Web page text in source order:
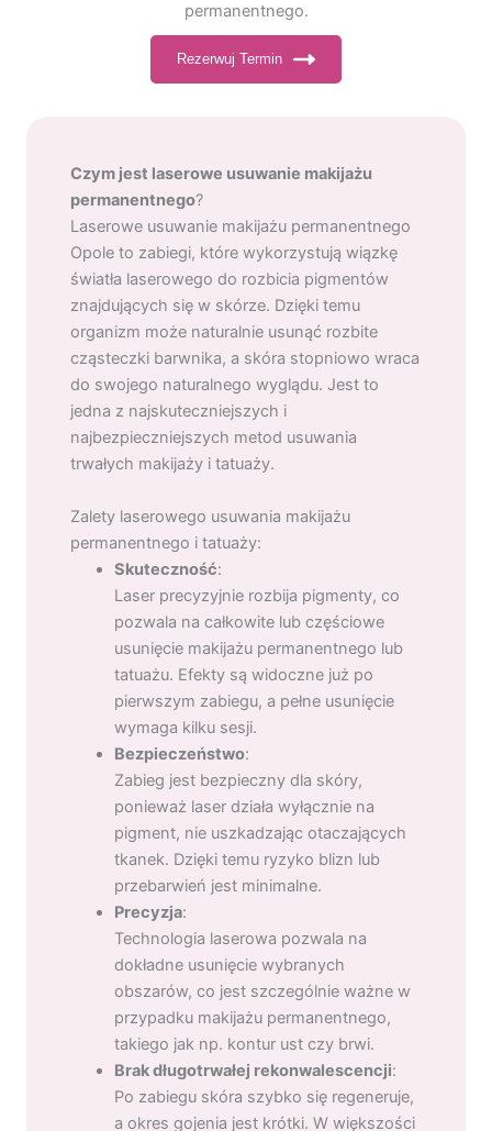
permanentnego.
Rezerwuj Termin
Czym jest laserowe usuwanie makijażu
permanentnego?
Laserowe usuwanie makijażu permanentnego
Opole to zabiegi, które wykorzystują wiązkę
światła laserowego do rozbicia pigmentów
znajdujących się w skórze. Dzięki temu
organizm może naturalnie usunąć rozbite
cząsteczki barwnika, a skóra stopniowo wraca
do swojego naturalnego wyglądu. Jest to
jedna z najskuteczniejszych i
najbezpieczniejszych metod usuwania
trwałych makijaży i tatuaży.
Zalety laserowego usuwania makijażu
permanentnego i tatuaży:
Skuteczność:
Laser precyzyjnie rozbija pigmenty, co
pozwala na całkowite lub częściowe
usunięcie makijażu permanentnego lub
tatuażu. Efekty są widoczne już po
pierwszym zabiegu, a pełne usunięcie
wymaga kilku sesji.
Bezpieczeństwo:
Zabieg jest bezpieczny dla skóry,
ponieważ laser działa wyłącznie na
pigment, nie uszkadzając otaczających
tkanek. Dzięki temu ryzyko blizn lub
przebarwień jest minimalne.
Precyzja:
Technologia laserowa pozwala na
dokładne usunięcie wybranych
obszarów, co jest szczególnie ważne w
przypadku makijażu permanentnego,
takiego jak np. kontur ust czy brwi.
Brak długotrwałej rekonwalescencji:
Po zabiegu skóra szybko się regeneruje,
a okres gojenia jest krótki. W większości